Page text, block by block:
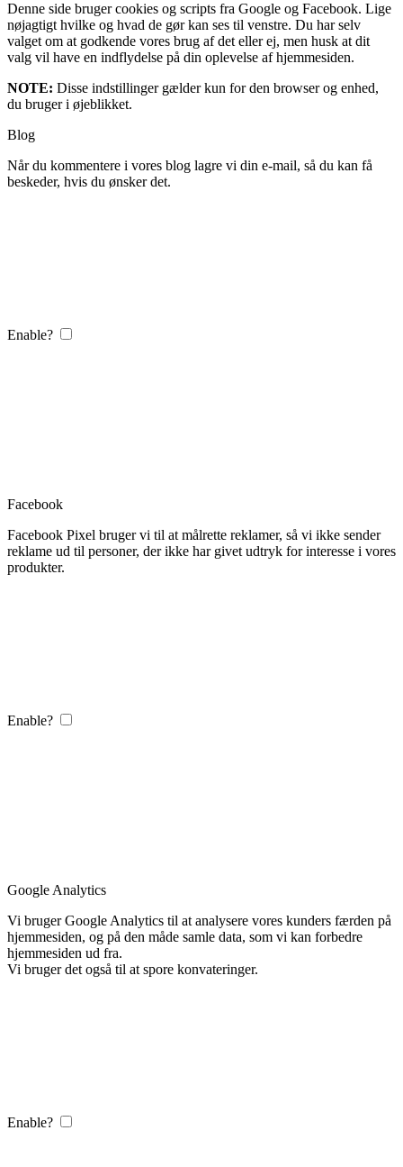
Denne side bruger cookies og scripts fra Google og Facebook. Lige
nøjagtigt hvilke og hvad de gør kan ses til venstre. Du har selv
valget om at godkende vores brug af det eller ej, men husk at dit
valg vil have en indflydelse på din oplevelse af hjemmesiden.
NOTE: Disse indstillinger gælder kun for den browser og enhed,
du bruger i øjeblikket.
Blog
Når du kommentere i vores blog lagre vi din e-mail, så du kan få
beskeder, hvis du ønsker det.
Enable?
Facebook
Facebook Pixel bruger vi til at målrette reklamer, så vi ikke sender
reklame ud til personer, der ikke har givet udtryk for interesse i vores
produkter.
Enable?
Google Analytics
Vi bruger Google Analytics til at analysere vores kunders færden på
hjemmesiden, og på den måde samle data, som vi kan forbedre
hjemmesiden ud fra.
Vi bruger det også til at spore konvateringer.
Enable?